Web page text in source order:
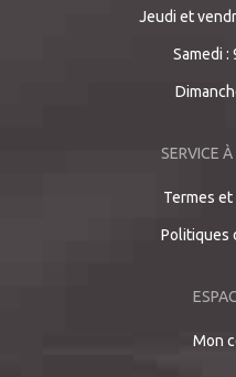
Jeudi et
Samedi :
SERVICE
Termes
Politiques
Mon